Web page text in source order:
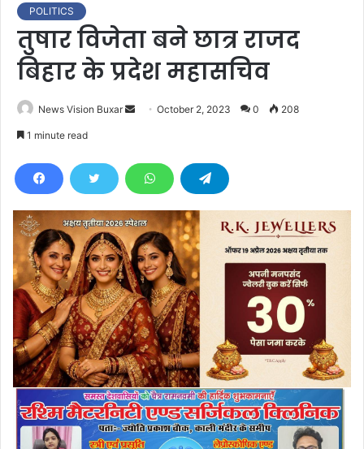
POLITICS
तुषार विजेता बने छात्र राजद
बिहार के प्रदेश महासचिव
News Vision Buxar
d
e
m
a
i
l
October 2, 2023 0 208
1 minute read